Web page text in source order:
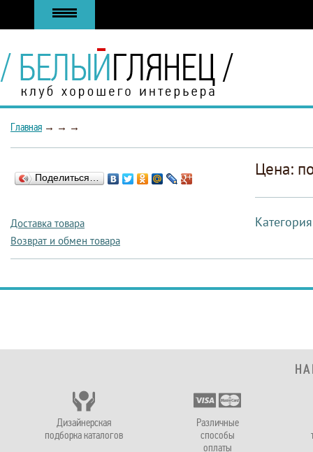
Главная → → →
Поделиться…
Доставка товара
Возврат и обмен товара
Цена:
Дизайнерская
подборка каталогов
Различные
способы
оплаты